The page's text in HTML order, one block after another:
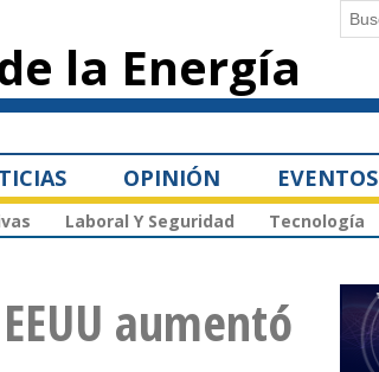
la Energía
OPINIÓN EVENTOS
Laboral Y Seguridad Tecnología
aumentó